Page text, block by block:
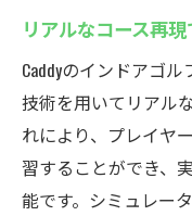
リアルなコース再
Caddyのインドアゴ
技術を用いてリアル
れにより、プレイヤ
習することができ、
能です。シミュレー